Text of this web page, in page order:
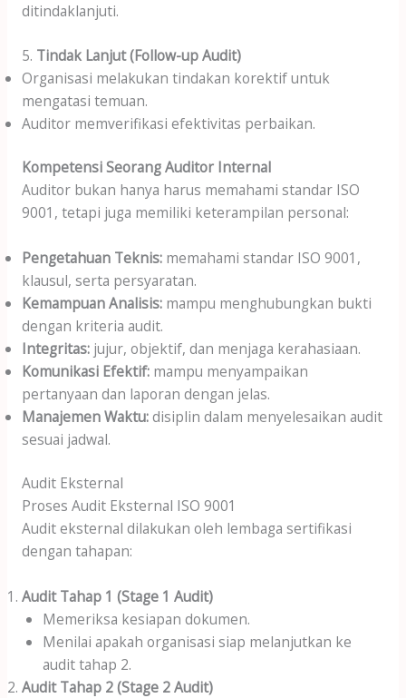
ditindaklanjuti.
5. Tindak Lanjut (Follow-up Audit)
Organisasi melakukan tindakan korektif untuk
mengatasi temuan.
Auditor memverifikasi efektivitas perbaikan.
Kompetensi Seorang Auditor Internal
Auditor bukan hanya harus memahami standar ISO
9001, tetapi juga memiliki keterampilan personal:
Pengetahuan Teknis:memahami standar ISO 9001,
klausul, serta persyaratan.
Kemampuan Analisis:mampu menghubungkan bukti
dengan kriteria audit.
Integritas:jujur, objektif, dan menjaga kerahasiaan.
Komunikasi Efektif:mampu menyampaikan
pertanyaan dan laporan dengan jelas.
Manajemen Waktu:disiplin dalam menyelesaikan audit
sesuai jadwal.
Audit Eksternal
Proses Audit Eksternal ISO 9001
Audit eksternal dilakukan oleh lembaga sertifikasi
dengan tahapan:
Audit Tahap 1 (Stage 1 Audit)
Memeriksa kesiapan dokumen.
Menilai apakah organisasi siap melanjutkan ke
audit tahap 2.
Audit Tahap 2 (Stage 2 Audit)